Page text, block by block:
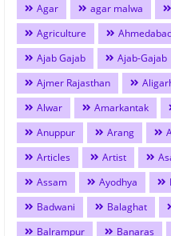
Agar
agar malwa
Agriculture
Ajab Gajab
Ajab-Gajab
Ajmer Rajasthan
Alwar
Amarkantak
Anuppur
Arang
Articles
Artist
Assam
Ayodhya
Badwani
Balaghat
Balrampur
Banaras